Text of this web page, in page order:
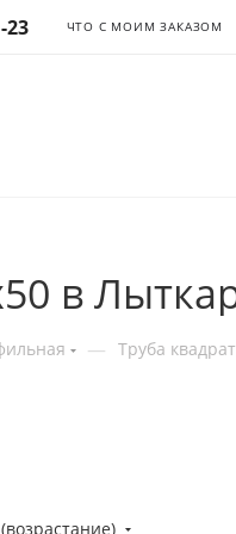
23 ЧТО С МОИМ ЗАКАЗОМ
в
— Труба